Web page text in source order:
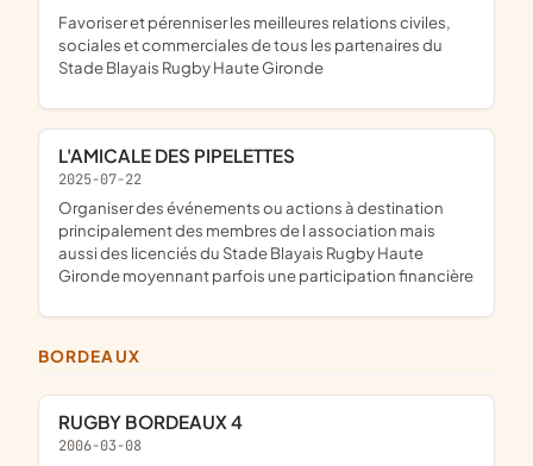
favoriser et pérenniser les meilleures relations civiles,
sociales et commerciales de tous les partenaires du
Stade Blayais Rugby Haute Gironde
L'AMICALE DES PIPELETTES
2025-07-22
organiser des événements ou actions à destination
principalement des membres de l association mais
aussi des licenciés du Stade Blayais Rugby Haute
Gironde moyennant parfois une participation financière
BORDEAUX
RUGBY BORDEAUX 4
2006-03-08